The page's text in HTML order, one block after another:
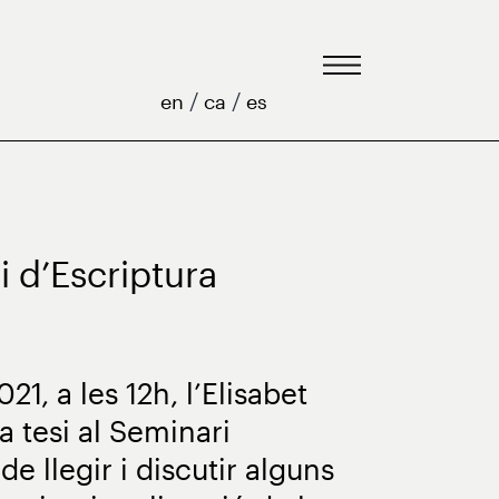
en / ca / es
d’Escriptura
a les 12h, l’Elisabet
tesi al Seminari
llegir i discutir alguns